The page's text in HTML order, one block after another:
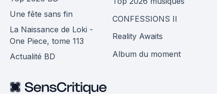
Une fête sans fin
La Naissance de Loki -
One Piece, tome 113
Actualité BD
CONFESSIONS II
Reality Awaits
Album du moment